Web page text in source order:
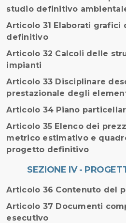
studio definitivo
Articolo 31 Elaborati grafici
definitivo
Articolo 32 Calcoli delle
impianti
Articolo 33 Disciplinare
prestazionale degli
Articolo 34 Piano
Articolo 35 Elenco dei
metrico estimativo e
progetto definitivo
SEZIONE IV -
Articolo 36 Contenuto del
Articolo 37 Documenti
esecutivo